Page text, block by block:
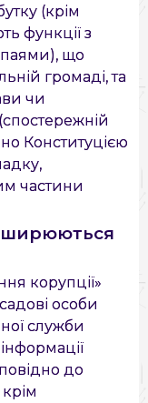
(крім
функції з
паями), що
громаді, та
чи
Конституцією
частини
корупції»
особи
служби
до